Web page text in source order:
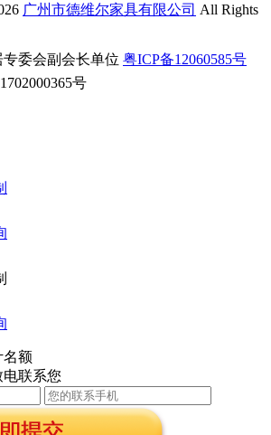
广州市德维尔家具有限公司 All Rights
委会副会长单位 粤ICP备12060585号
号
名额
联系您